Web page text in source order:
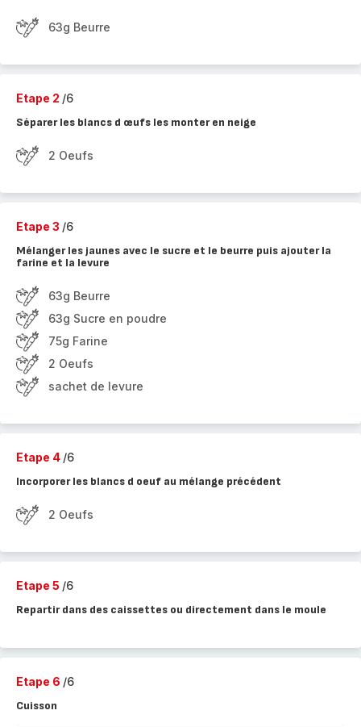
63g Beurre
Etape 2 /6
Séparer les blancs d œufs les monter en neige
2 Oeufs
Etape 3 /6
Mélanger les jaunes avec le sucre et le beurre puis ajouter la
farine et la levure
63g Beurre
63g Sucre en poudre
75g Farine
2 Oeufs
sachet de levure
Etape 4 /6
Incorporer les blancs d oeuf au mélange précédent
2 Oeufs
Etape 5 /6
Repartir dans des caissettes ou directement dans le moule
Etape 6 /6
Cuisson